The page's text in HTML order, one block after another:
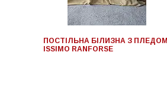
ПОСТІЛЬНА БІЛИЗНА З ПЛЕДОМ
ISSIMO RANFORSE